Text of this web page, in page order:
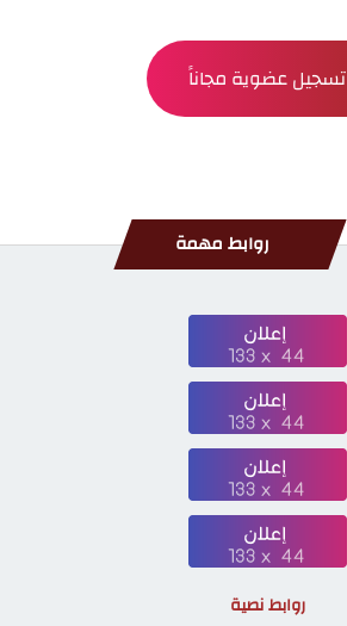
تسجيل عضوية مجاناً
روابط مهمة
روابط نصية